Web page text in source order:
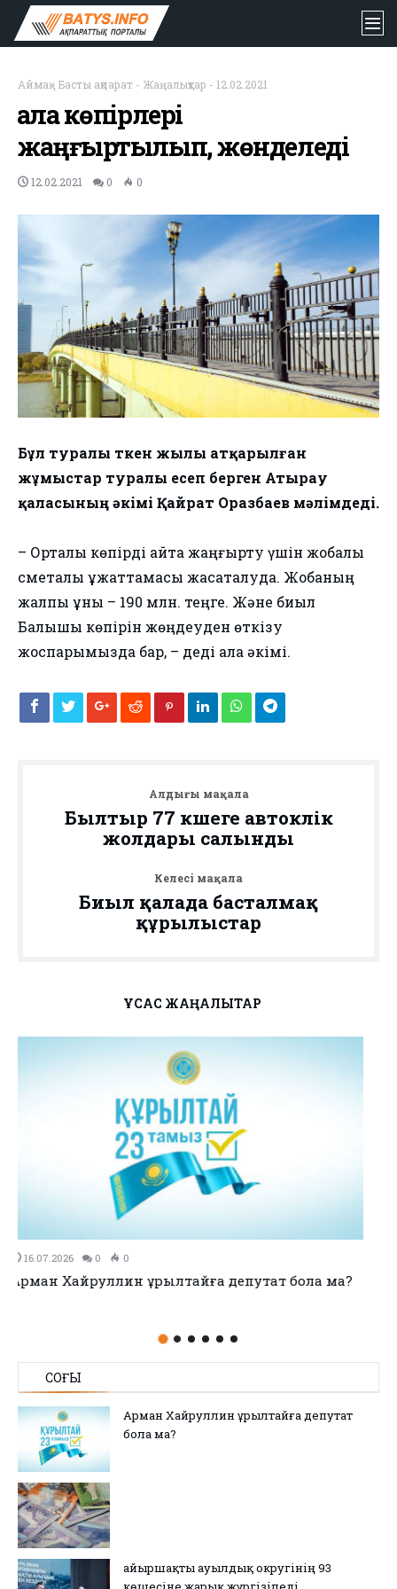
Аймақ- Басты ақпарат - Жаңалықтар - 12.02.2021
Қала көпірлері
жаңғыртылып, жөнделеді
12.02.2021 0 0
Бұл туралы өткен жылы атқарылған
жұмыстар туралы есеп берген Атырау
қаласының әкімі Қайрат Оразбаев мәлімдеді.
– Орталық көпірді қайта жаңғырту үшін жобалық
сметалық құжаттамасы жасақталуда. Жобаның
жалпы құны – 190 млн. теңге. Және биыл ​
Балықшы көпірін жөңдеуден өткізу
жоспарымызда бар, – деді қала әкімі.
Алдыңғы мақала
Былтыр 77 көшеге автокөлік
жолдары салынды
Келесі мақала
Биыл қалада басталмақ
құрылыстар
ҰҚСАС ЖАҢАЛЫҚТАР
11.07.2026 0
no title
СОҢҒЫ
Арман Хайруллин Құрылтайға депутат
бола ма?
Қайыршақты ауылдық округінің 93